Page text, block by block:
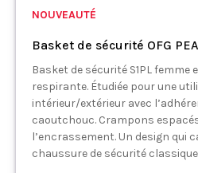
NOUVEAUTÉ
Basket de sécurité OFG
Basket de sécurité S1PL femme
respirante. Étudiée pour une
intérieur/extérieur avec
caoutchouc. Crampons
l’encrassement. Un design qui
chaussure de sécurité classique.